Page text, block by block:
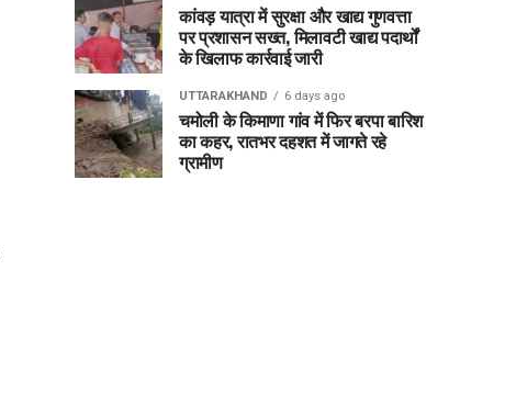
कांवड़ यात्रा में सुरक्षा और खाद्य गुणवत्ता
पर प्रशासन सख्त, मिलावटी खाद्य पदार्थों
के खिलाफ कार्रवाई जारी
UTTARAKHAND 6 days ago
चमोली के किमाणा गांव में फिर बरपा बारिश
का कहर, रातभर दहशत में जागते रहे
ग्रामीण